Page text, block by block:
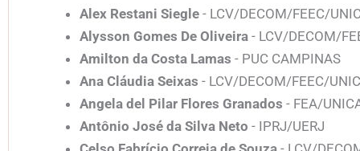
Alex Restani Siegle - LCV/DECOM/FEEC/
Alysson Gomes De Oliveira - LCV/DECOM/
Amilton da Costa Lamas - PUC CAMPINAS
Ana Cláudia Seixas - LCV/DECOM/FEEC/
Angela del Pilar Flores Granados - FEA/
Antônio José da Silva Neto - IPRJ/UERJ